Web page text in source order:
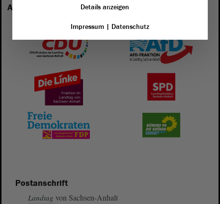
Anhalt vertreten:
Postanschrift
Landtag von Sachsen-Anhalt
Details anzeigen
Impressum| Datenschutz